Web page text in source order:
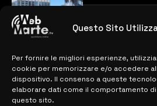
Questo Sito
Per fornire le migliori esperienze,
cookie per memorizzare e/o accedere
dispositivo. Il consenso a queste
elaborare dati come il comportamento di
questo sito.
previste
MAPPA DEL SITO
> NOTIZIE